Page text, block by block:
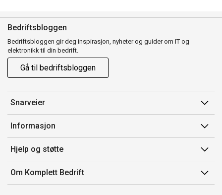
Bedriftsbloggen
Bedriftsbloggen gir deg inspirasjon, nyheter og guider om IT og
elektronikk til din bedrift.
Gå til bedriftsbloggen
Snarveier
Min side
Ordreoversikt
Mine produkter
Informasjon
Salgsbetingelser
Avtalevilkår for Komplett Bedrift Pluss
Produsenter
Hjelp og støtte
Kontakt oss
Retur
Om Komplett Bedrift